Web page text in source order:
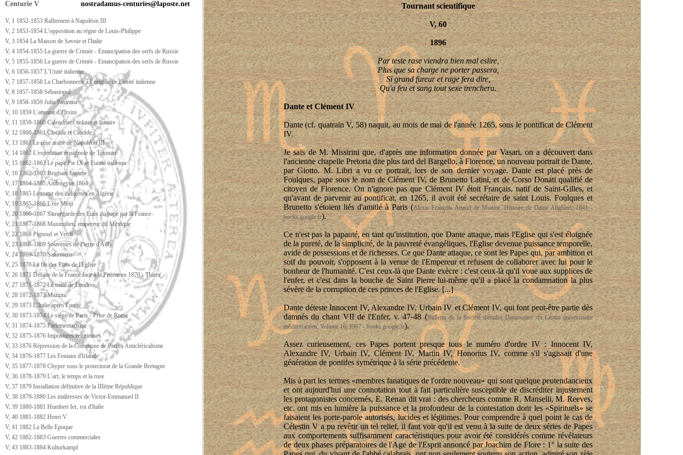
Centurie V
V, 1 1852-1853 Ralliement à Napoléon III
V, 2 1853-1854 L’opposition au règne de Louis-Philippe
V, 3 1854 La Maison de Savoie et l'Italie
V, 4 1854-1855 La guerre de Crimée - Emancipation des serfs de Russie
V, 5 1855-1856 La guerre de Crimée - Emancipation des serfs de Russie
V, 6 1856-1857 L’Unité italienne
V, 7 1857-1858 La Charbonnerie à l’origine de l’unité italienne
V, 8 1857-1858 Sébastopol
V, 9 1858-1859 Julia Pastrana
V, 10 1859 L’attentat d’Orsini
V, 11 1859-1860 Calendriers solaire et lunaire
V, 12 1860-1861 Clotilde et Clotilde
V, 13 1861 Le rêve arabe de Napoléon III
V, 14 1862 L'expédition espagnole de Tétouan
V, 15 1862-1863 Le pape Pie IX et l’unité italienne
V, 16 1862-1863 Brigham bigame
V, 17 1864-1865 Androgyne 1864
V, 18 1865 Le statut des indigènes en Algérie
V, 19 1865-1866 L'ère Meiji
V, 20 1866-1867 Sauvegarde des Etats du pape par la France
V, 21 1867-1868 Maximilien, empereur du Mexique
V, 22 1868 Pignouf et Verdi
V, 23 1868-1869 Souvenirs de Pierre d'Ailly
V, 24 1869-1870 Saturniens
V, 25 1870 La fin des Etats de l'Eglise
V, 26 1871 Défaite de la France face à la Prusse en 1870 - Thiers
V, 27 1871-1872 Le traité de Londres
V, 28 1872-1873 Mazzini
V, 29 1873 L’Italie après l’unité
V, 30 1873-1874 Le siège de Paris - Prise de Rome
V, 31 1874-1875 Parlementarisme
V, 32 1875-1876 Impostures religieuses
V, 33 1876 Répression de la Commune de Paris - Anticléricalisme
V, 34 1876-1877 Les Fenians d'Irlande
V, 35 1877-1878 Chypre sous le protectorat de la Grande Bretagne
V, 36 1878-1879 L’art, le temps et la ruse
V, 37 1879 Installation définitive de la IIIème République
V, 38 1879-1880 Les maîtresses de Victor-Emmanuel II
V, 39 1880-1881 Humbert Ier, roi d'Italie
V, 40 1881-1882 Henri V
V, 41 1882 La Belle Epoque
V, 42 1882-1883 Guerres commerciales
V, 43 1883-1884 Kulturkampf
Tournant scientifique
V, 60
1896
Par teste rase viendra bien maleslire,
Plus que sa charge ne porter passera,
Si grand fureur et rage fera dire,
Qu'afeu et sang tout sexetrenchera.
Dante et Clément IV
Dante (cf. quatrain V, 58) naquit, au mois de mai de l'année 1265, sous le pontificat de Clément
IV.
Je sais de M.Missirinique, d'après une information donnée par Vasari, on a découvert dans
l'ancienne chapelle Pretoria dite plus tarddelBargello, à Florence, un nouveau portrait de Dante,
par Giotto. M.Libria vu ce portrait, lors de son dernier voyage. Dante est placé près de
Foulques, pape sous le nom de Clément IV, deBrunettoLatini, et de CorsoDonatiqualifié de
citoyen de Florence. On n'ignore pas que Clément IVétoitFrançais, natif de Saint-Gilles, et
qu'avant de parvenir au pontificat, en 1265, ilavoitété secrétaire de saint Louis. Foulques et
Brunettos'étoient liés d'amitié à Paris(Alexis François Artaud deMontor, Histoire de Dante Alighieri, 1841 -
books.google.fr).
Ce n'est pas la papauté, en tant qu'institution, que Dante attaque, mais l'Eglise qui s'est éloignée
de la pureté, de la simplicité, de la pauvreté évangéliques, l'Eglise devenue puissance temporelle,
avide de possessions et de richesses. Ce que Dante attaque, ce sont les Papes qui, par ambition et
soif du pouvoir, s'opposent à la venue de l'Empereur et refusent de collaborer avec lui pour le
bonheur de l'humanité. C'est ceux-là que Dante exècre : c'est ceux-là qu'il voue aux supplices de
l'enfer, et c'est dans la bouche de Saint Pierre lui-même qu'il a placé la condamnation la plus
sévère de la corruption de ces princes de l'Eglise. [...]
Dante déteste Innocent IV, Alexandre IV, Urbain IV et Clément IV, qui font peut-être partiedès
damnés du chant VII de l'Enfer, v. 47-48(Bulletin de la Société d'études Dantesques du Centre universitaire
méditerranéen, Volume 16, 1967 - books.google.fr).
Assez curieusement, ces Papes portent presque tous le numéro d'ordre IV : Innocent IV,
Alexandre IV, Urbain IV, Clément IV, Martin IV, Honorius IV, comme s'il s'agissait d'une
génération de pontifes symétrique à la série précédente.
Mis à part les termes «membres fanatiques de l'ordre nouveau» qui sont quelquepeutendancieux
et ont aujourd'hui une connotation tout à fait particulière susceptible de discréditer injustement
les protagonistes concernés, E. Renan dit vrai : des chercheurs comme R.Manselli, M. Reeves,
etc. ont mis en lumière la puissance et la profondeur de la contestation dont les «Spirituels» se
faisaient les porte-parole autorisés, lucides et légitimes. Pour comprendre à quel point le cas de
Célestin V a pu revêtir un tel relief, il faut voir qu'il est venu à la suite de deux séries de Papes
aux comportements suffisamment caractéristiques pour avoir été considérés comme révélateurs
de deux phases préparatoires de l'Age de l'Esprit annoncé par Joachim de Flore : 1° la suite des
nostradamus-centuries@laposte.net